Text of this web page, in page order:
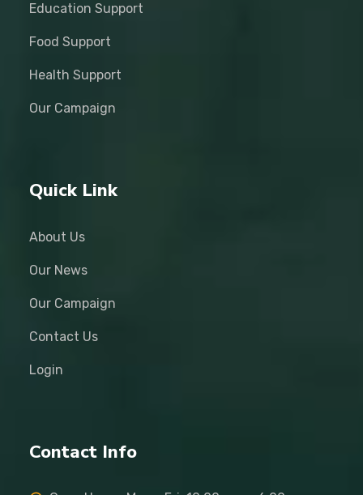
Education Support
Food Support
Health Support
Our Campaign
Quick Link
About Us
Our News
Our Campaign
Contact Us
Login
Contact Info